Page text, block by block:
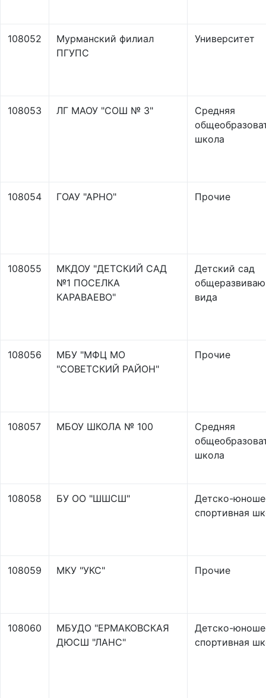
108052
Мурманский филиал
ПГУПС
Университет
108053 ЛГ МАОУ "СОШ № 3"
Средняя
школа
108054 ГОАУ "АРНО" Прочие
108055
МКДОУ "ДЕТСКИЙ САД
№1 ПОСЕЛКА
КАРАВАЕВО"
Детский сад
вида
108056
МБУ "МФЦ МО
"СОВЕТСКИЙ РАЙОН"
Прочие
108057 МБОУ ШКОЛА № 100
Средняя
школа
108058 БУ ОО "ШШСШ"
Детско-
спортивная
108059 МКУ "УКС" Прочие
108060
МБУДО "ЕРМАКОВСКАЯ
ДЮСШ "ЛАНС"
Детско-
спортивная